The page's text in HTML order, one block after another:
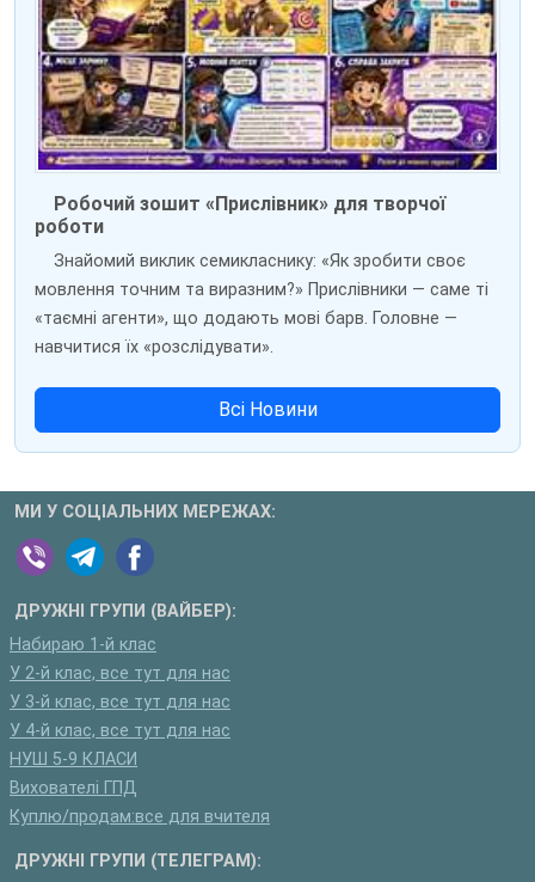
Робочий зошит «Прислівник» для творчої
роботи
Знайомий виклик семикласнику: «Як зробити своє
мовлення точним та виразним?» Прислівники — саме ті
«таємні агенти», що додають мові барв. Головне —
навчитися їх «розслідувати».
Всі Новини
МИ У СОЦІАЛЬНИХ МЕРЕЖАХ:
ДРУЖНІ ГРУПИ (ВАЙБЕР):
Набираю 1-й клас
У 2-й клас, все тут для нас
У 3-й клас, все тут для нас
У 4-й клас, все тут для нас
НУШ 5-9 КЛАСИ
Вихователі ГПД
Куплю/продам:все для вчителя
ДРУЖНІ ГРУПИ (ТЕЛЕГРАМ):